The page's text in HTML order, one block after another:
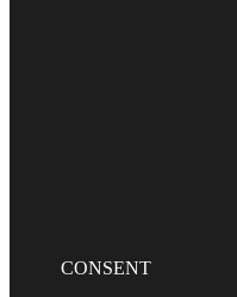
CONSENT